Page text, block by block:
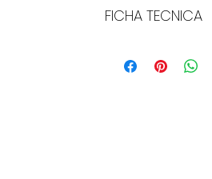
FICHA TECNICA